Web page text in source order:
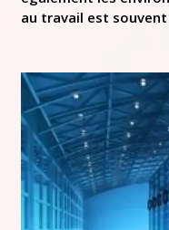
au travail est